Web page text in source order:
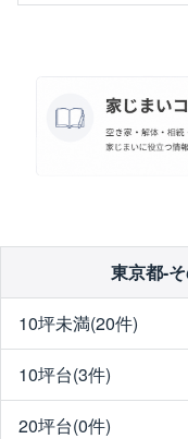
東京都-
10坪未満(20件)
10坪台(3件)
20坪台(0件)